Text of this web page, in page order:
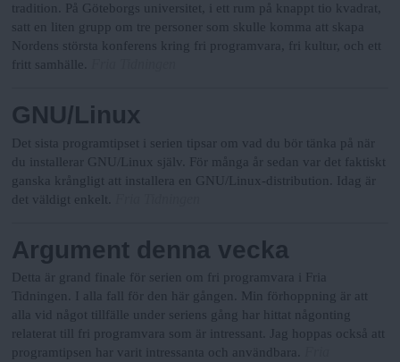
tradition. På Göteborgs universitet, i ett rum på knappt tio kvadrat,
satt en liten grupp om tre personer som skulle komma att skapa
Nordens största konferens kring fri programvara, fri kultur, och ett
fritt samhälle.
GNU/Linux
Det sista programtipset i serien tipsar om vad du bör tänka på när
du installerar GNU/Linux själv. För många år sedan var det faktiskt
ganska krångligt att installera en GNU/Linux-distribution. Idag är
det väldigt enkelt.
Argument denna vecka
Detta är grand finale för serien om fri programvara i Fria
Tidningen. I alla fall för den här gången. Min förhoppning är att
alla vid något tillfälle under seriens gång har hittat någonting
relaterat till fri programvara som är intressant. Jag hoppas också att
programtipsen har varit intressanta och användbara.